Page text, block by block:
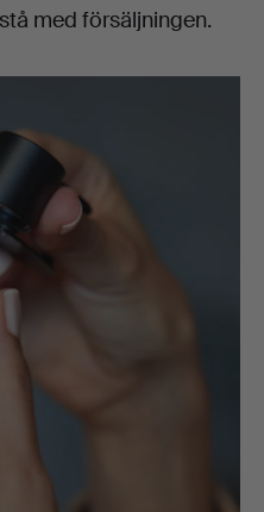
med försäljningen.